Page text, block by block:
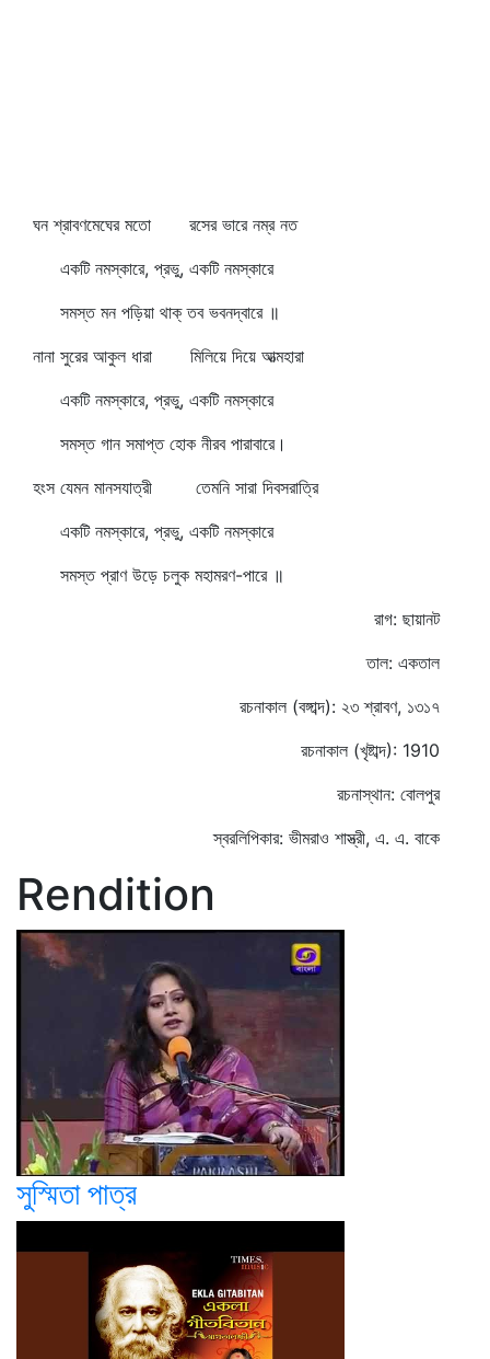
ঘন শ্রাবণমেঘের মতো রসের ভারে নম্র নত
একটি নমস্কারে, প্রভু, একটি নমস্কারে
সমস্ত মন পড়িয়া থাক্‌ তব ভবনদ্বারে ॥
নানা সুরের আকুল ধারা মিলিয়ে দিয়ে আত্মহারা
একটি নমস্কারে, প্রভু, একটি নমস্কারে
সমস্ত গান সমাপ্ত হোক নীরব পারাবারে।
হংস যেমন মানসযাত্রী তেমনি সারা দিবসরাত্রি
একটি নমস্কারে, প্রভু, একটি নমস্কারে
সমস্ত প্রাণ উড়ে চলুক মহামরণ-পারে ॥
রাগ: ছায়ানট
তাল: একতাল
রচনাকাল (বঙ্গাব্দ): ২৩ শ্রাবণ, ১৩১৭
রচনাকাল (খৃষ্টাব্দ): 1910
রচনাস্থান: বোলপুর
স্বরলিপিকার: ভীমরাও শাস্ত্রী, এ. এ. বাকে
Rendition
সুস্মিতা পাত্র